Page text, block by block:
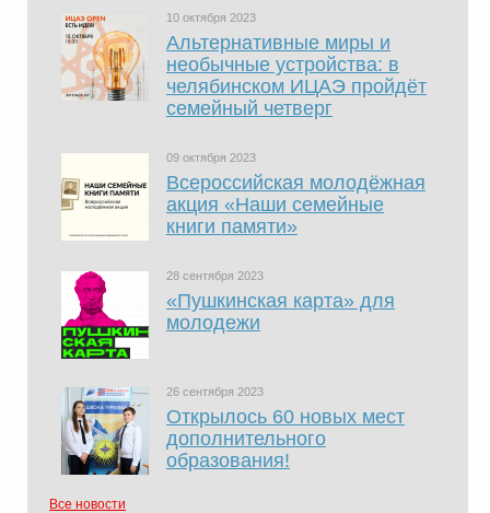
10 октября 2023
Альтернативные миры и
необычные устройства: в
челябинском ИЦАЭ пройдёт
семейный четверг
09 октября 2023
Всероссийская молодёжная
акция «Наши семейные
книги памяти»
28 сентября 2023
«Пушкинская карта» для
молодежи
26 сентября 2023
Открылось 60 новых мест
дополнительного
образования!
Все новости